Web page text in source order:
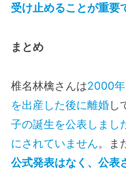
受け止めることが重要
まとめ
椎名林檎さんは2000
を出産した後に離婚し
子の誕生を公表しまし
にされていません。ま
公式発表はなく、公表